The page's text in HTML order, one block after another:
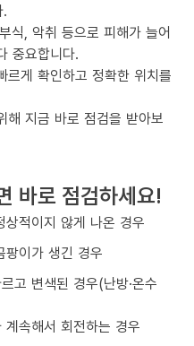
.
식, 악취 등으로 피해가 늘어
중요합니다.
르게 확인하고 정확한 위치를
해 지금 바로 점검을 받아보
바로 점검하세요!
적이지 않게 나온 경우
팡이가 생긴 경우
고 변색된 경우(난방·온수
속해서 회전하는 경우